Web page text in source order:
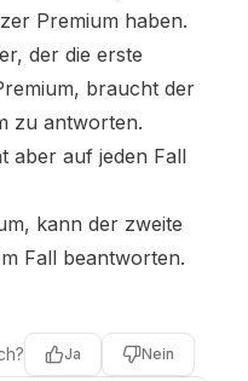
Premium haben.
der die erste
braucht der
zu antworten.
aber auf jeden Fall
kann der zweite
Fall beantworten.
Ja Nein